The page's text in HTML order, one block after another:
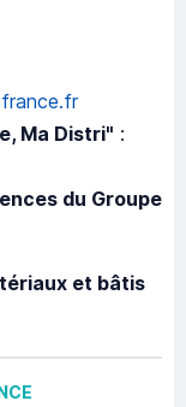
Ma Distri" :
du Groupe
et bâtis